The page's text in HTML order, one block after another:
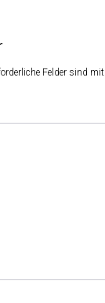
Felder sind mit